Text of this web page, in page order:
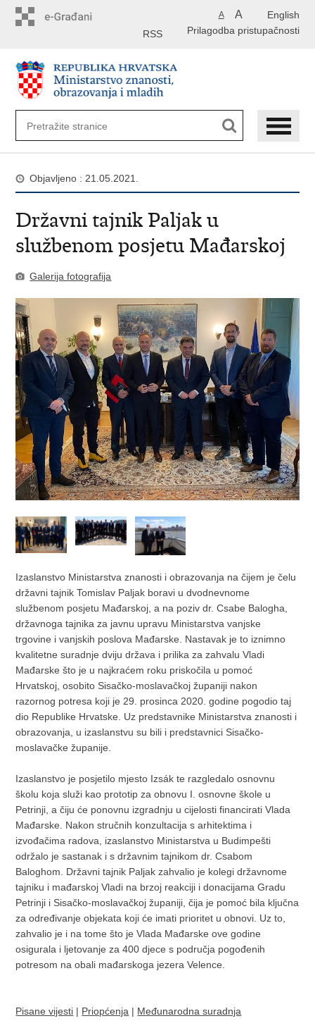
English
A A
Prilagodba pristupačnosti
RSS
Objavljeno : 21.05.2021.
Državni tajnik Paljak u
službenom posjetu Mađarskoj
Galerija fotografija
Izaslanstvo Ministarstva znanosti i obrazovanja na čijem je čelu
državni tajnik Tomislav Paljak boravi u dvodnevnome
službenom posjetu Mađarskoj, a na poziv dr. Csabe Balogha,
državnoga tajnika za javnu upravu Ministarstva vanjske
trgovine i vanjskih poslova Mađarske. Nastavak je to iznimno
kvalitetne suradnje dviju država i prilika za zahvalu Vladi
Mađarske što je u najkraćem roku priskočila u pomoć
Hrvatskoj, osobito Sisačko-moslavačkoj županiji nakon
razornog potresa koji je 29. prosinca 2020. godine pogodio taj
dio Republike Hrvatske. Uz predstavnike Ministarstva znanosti i
obrazovanja, u izaslanstvu su bili i predstavnici Sisačko-
moslavačke županije.
Izaslanstvo je posjetilo mjesto Izsák te razgledalo osnovnu
školu koja služi kao prototip za obnovu I. osnovne škole u
Petrinji, a čiju će ponovnu izgradnju u cijelosti financirati Vlada
Mađarske. Nakon stručnih konzultacija s arhitektima i
izvođačima radova, izaslanstvo Ministarstva u Budimpešti
održalo je sastanak i s državnim tajnikom dr. Csabom
Baloghom. Državni tajnik Paljak zahvalio je kolegi državnome
tajniku i mađarskoj Vladi na brzoj reakciji i donacijama Gradu
Petrinji i Sisačko-moslavačkoj županiji, čija je pomoć bila ključna
za određivanje objekata koji će imati prioritet u obnovi. Uz to,
zahvalio je i na tome što je Vlada Mađarske ove godine
osigurala i ljetovanje za 400 djece s područja pogođenih
potresom na obali mađarskoga jezera Velence.
Pisane vijesti | Priopćenja | Međunarodna suradnja